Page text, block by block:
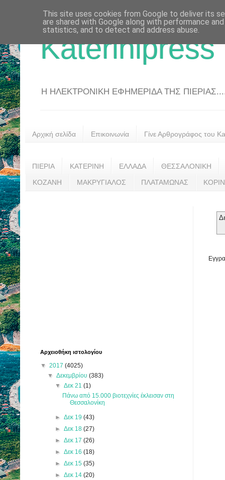
Katerinipress
Η ΗΛΕΚΤΡΟΝΙΚΗ ΕΦΗΜΕΡΙΔΑ ΤΗΣ
Αρχική σελίδα Επικοινωνία Γίνε Αρθρογράφος του
ΠΙΕΡΙΑ ΚΑΤΕΡΙΝΗ ΕΛΛΑΔΑ ΘΕΣΣΑΛΟΝΙΚΗ
ΚΟΖΑΝΗ ΜΑΚΡΥΓΙΑΛΟΣ ΠΛΑΤΑΜΩΝΑΣ
Αρχειοθήκη ιστολογίου
▼ 2017 (4025)
▼Δεκεμβρίου(383)
▼ Δεκ 21 (1)
Πάνω από 15.000 βιοτεχνίες έκλεισαν στη
Θεσσαλονίκη
► Δεκ 19 (43)
► Δεκ 18 (27)
► Δεκ 17 (26)
► Δεκ 16 (18)
► Δεκ 15 (35)
► Δεκ 14 (20)
This site uses cookies from Google to deliver its
are shared with Google along with performance
statistics, and to detect and address abuse.